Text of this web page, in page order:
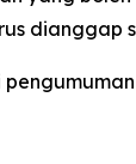
dianggap